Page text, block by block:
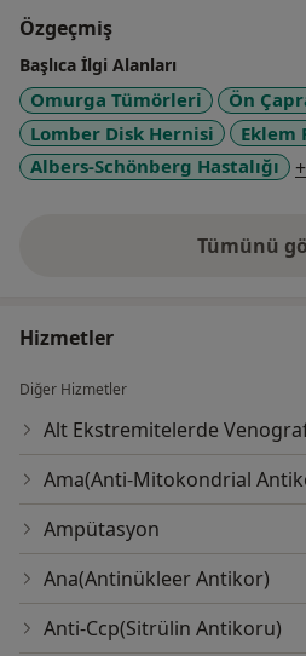
Özgeçmiş
Başlıca İlgi Alanları
Omurga Tümörleri
Ön
Lomber Disk Hernisi
Eklem
Albers-Schönberg Hastalığı
Tümünü
Hizmetler
Diğer Hizmetler
Alt Ekstremitelerde
Ama(Anti-Mitokondrial
Ampütasyon
Ana(Antinükleer Antikor)
Anti-Ccp(Sitrülin Antikoru)